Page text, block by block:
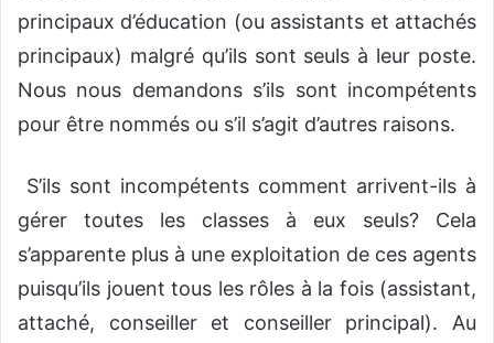
principaux d’éducation (ou assistants et attachés
principaux) malgré qu’ils sont seuls à leur poste.
Nous nous demandons s’ils sont incompétents
pour être nommés ou s’il s’agit d’autres raisons.
S’ils sont incompétents comment arrivent-ils à
gérer toutes les classes à eux seuls? Cela
s’apparente plus à une exploitation de ces agents
puisqu’ils jouent tous les rôles à la fois (assistant,
attaché, conseiller et conseiller principal). Au